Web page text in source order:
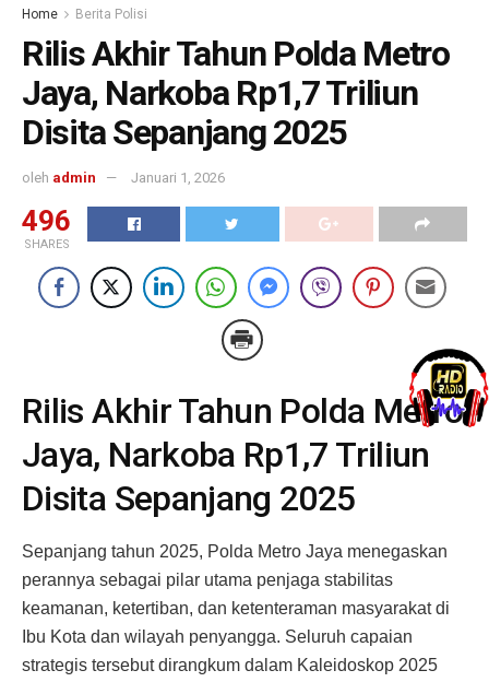
Home Berita Polisi
Rilis Akhir Tahun Polda Metro
Jaya, Narkoba Rp1,7 Triliun
Disita Sepanjang 2025
oleh admin Januari 1, 2026
496
SHARES
Rilis Akhir Tahun Polda Metro
Jaya, Narkoba Rp1,7 Triliun
Disita Sepanjang 2025
Sepanjang tahun 2025, Polda Metro Jaya menegaskan
perannya sebagai pilar utama penjaga stabilitas
keamanan, ketertiban, dan ketenteraman masyarakat di
Ibu Kota dan wilayah penyangga. Seluruh capaian
strategis tersebut dirangkum dalam Kaleidoskop 2025